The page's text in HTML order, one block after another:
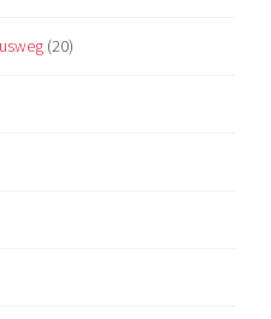
(20)